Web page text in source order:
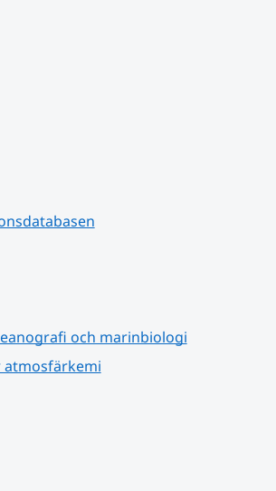
annan webbplats.
och marinbiologi
atmosfärkemi
webbplats.